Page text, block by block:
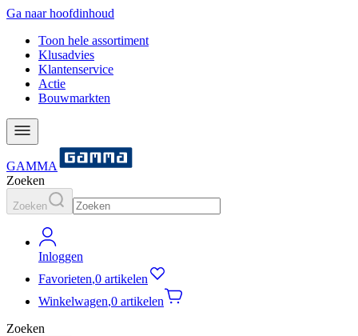
Ga naar hoofdinhoud
Toon hele assortiment
Klusadvies
Klantenservice
Actie
Bouwmarkten
GAMMA
Zoeken
Zoeken
Inloggen
Favorieten,0 artikelen
Winkelwagen,0 artikelen
Zoeken